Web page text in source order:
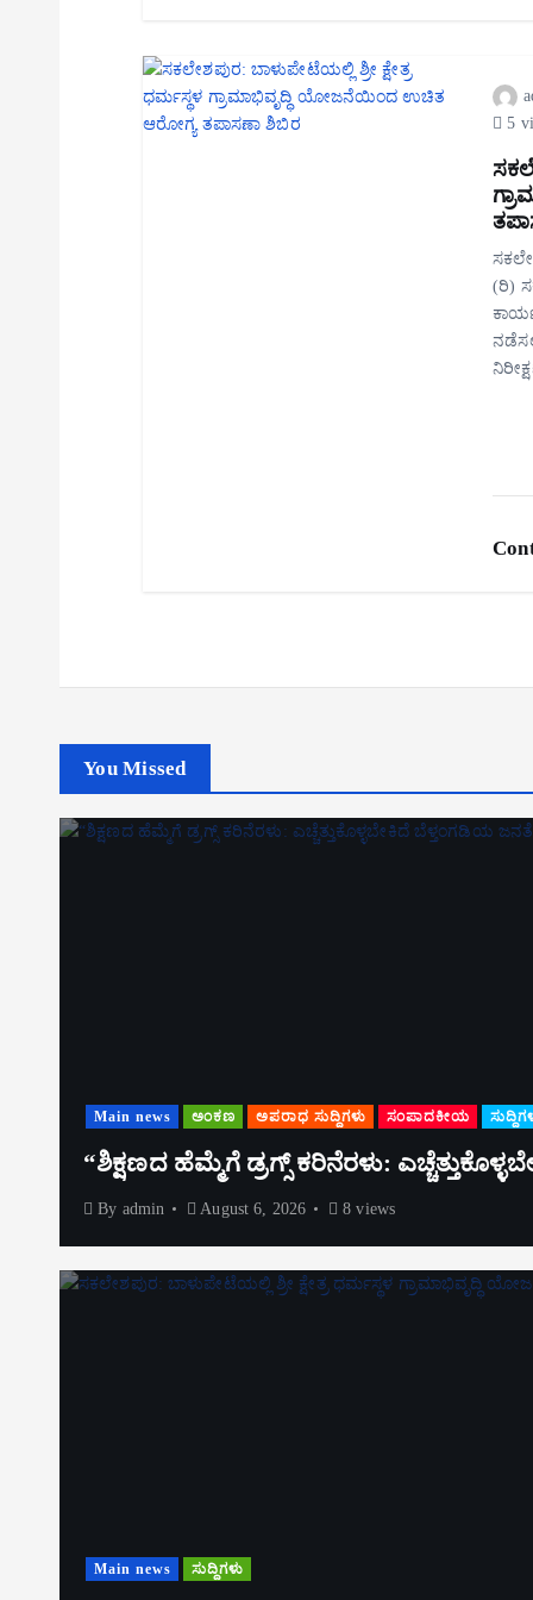
5
(ರಿ)
You Missed
Main news ಅಂಕಣ ಅಪರಾಧ ಸುದ್ದಿಗಳು ಸಂಪಾದಕೀಯ
“ಶಿಕ್ಷಣದ ಹೆಮ್ಮೆಗೆ ಡ್ರಗ್ಸ್ ಕರಿನೆರಳು:
By admin August 6, 2026 8 views
Main news ಸುದ್ದಿಗಳು